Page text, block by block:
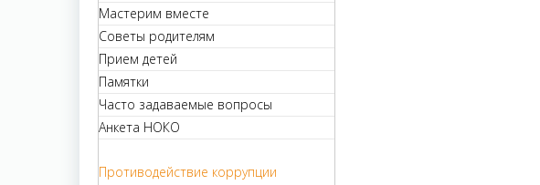
Мастерим вместе
Советы родителям
Прием детей
Памятки
Часто задаваемые вопросы
Анкета НОКО
Противодействие коррупции